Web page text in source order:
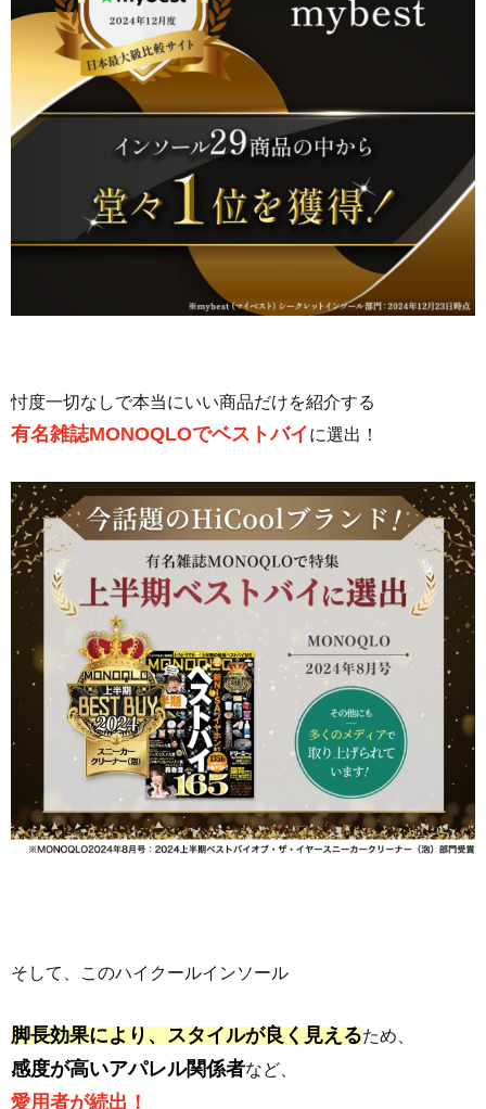
忖度一切なしで本当にいい商品だけを紹介する
有名雑誌MONOQLOでベストバイに選出！
そして、このハイクールインソール
脚長効果により、スタイルが良く見えるため、
感度が高いアパレル関係者など、
愛用者が続出！